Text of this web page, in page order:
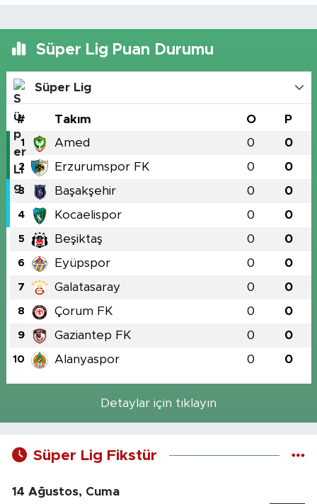
Süper Lig Puan Durumu
Süper Lig
# Takım O P
1 Amed 0 0
2 Erzurumspor FK 0 0
3 Başakşehir 0 0
4 Kocaelispor 0 0
5 Beşiktaş 0 0
6 Eyüpspor 0 0
7 Galatasaray 0 0
8 Çorum FK 0 0
9 Gaziantep FK 0 0
10 Alanyaspor 0 0
Detaylar için tıklayın
Süper Lig Fikstür
14 Ağustos, Cuma